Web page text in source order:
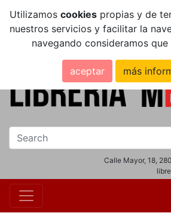
Utilizamos cookies propias y de
nuestros servicios y facilitar la
navegando consideramos
aceptar más
Calle Mayor, 18,